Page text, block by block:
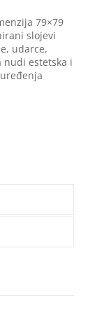
79×79
slojevi
udarce,
estetska i